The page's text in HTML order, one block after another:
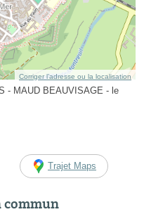
Corriger l’adresse ou la localisation
- MAUD BEAUVISAGE - le
Trajet Maps